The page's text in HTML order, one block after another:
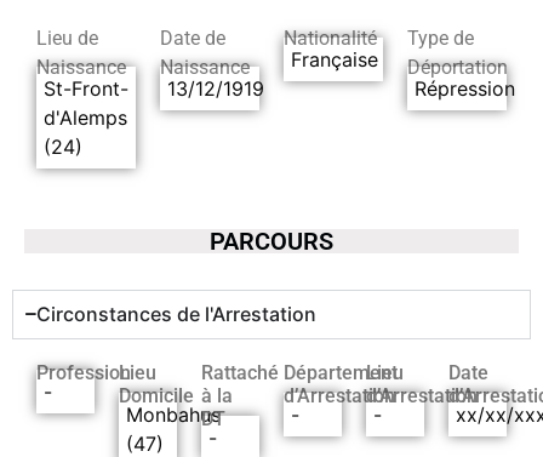
Lieu de
Naissance
St-Front-
d'Alemps
(24)
Date de
Naissance
13/12/1919
Nationalité
Française
Type de
Déportation
Répression
PARCOURS
Circonstances de l'Arrestation
Profession
-
Lieu
Domicile
Monbahus
(47)
Rattaché
à la
DT
-
Département
d’Arrestation
-
Lieu
d’Arrestation
-
Date
xx/xx/